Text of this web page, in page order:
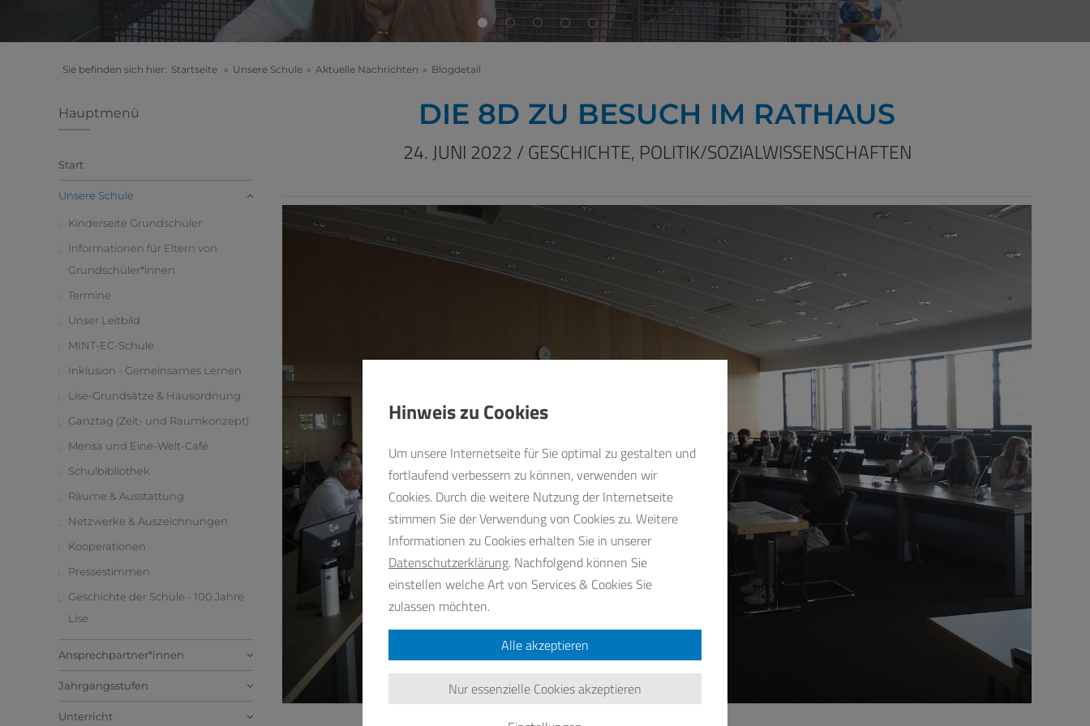
Sie befinden sich hier: Startseite » Unsere Schule » Aktuelle Nachrichten » Blogdetail
Hauptmenü
Start
Unsere Schule
Kinderseite Grundschüler
Informationen für Eltern von
Grundschüler*innen
Termine
Unser Leitbild
MINT-EC-Schule
Inklusion - Gemeinsames Lernen
Lise-Grundsätze & Hausordnung
Ganztag (Zeit- und Raumkonzept)
Mensa und Eine-Welt-Café
Schulbibliothek
Räume & Ausstattung
Netzwerke & Auszeichnungen
Kooperationen
Pressestimmen
Geschichte der Schule - 100 Jahre
Lise
Ansprechpartner*innen
Jahrgangsstufen
Unterricht
DIE 8D ZU BESUCH IM RATHAUS
24. JUNI 2022 / GESCHICHTE, POLITIK/SOZIALWISSENSCHAFTEN
Hinweis zu Cookies
Um unsere Internetseite für Sie optimal zu gestalten und
fortlaufend verbessern zu können, verwenden wir
Cookies. Durch die weitere Nutzung der Internetseite
stimmen Sie der Verwendung von Cookies zu. Weitere
Informationen zu Cookies erhalten Sie in unserer
Datenschutzerklärung. Nachfolgend können Sie
einstellen welche Art von Services & Cookies Sie
zulassen möchten.
Alle akzeptieren
Nur essenzielle Cookies akzeptieren